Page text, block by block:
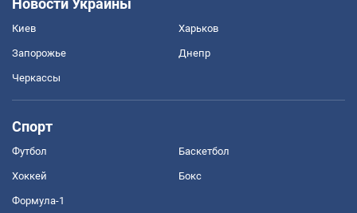
Киев Харьков
Запорожье Днепр
Черкассы
Спорт
Футбол Баскетбол
Хоккей Бокс
Формула-1